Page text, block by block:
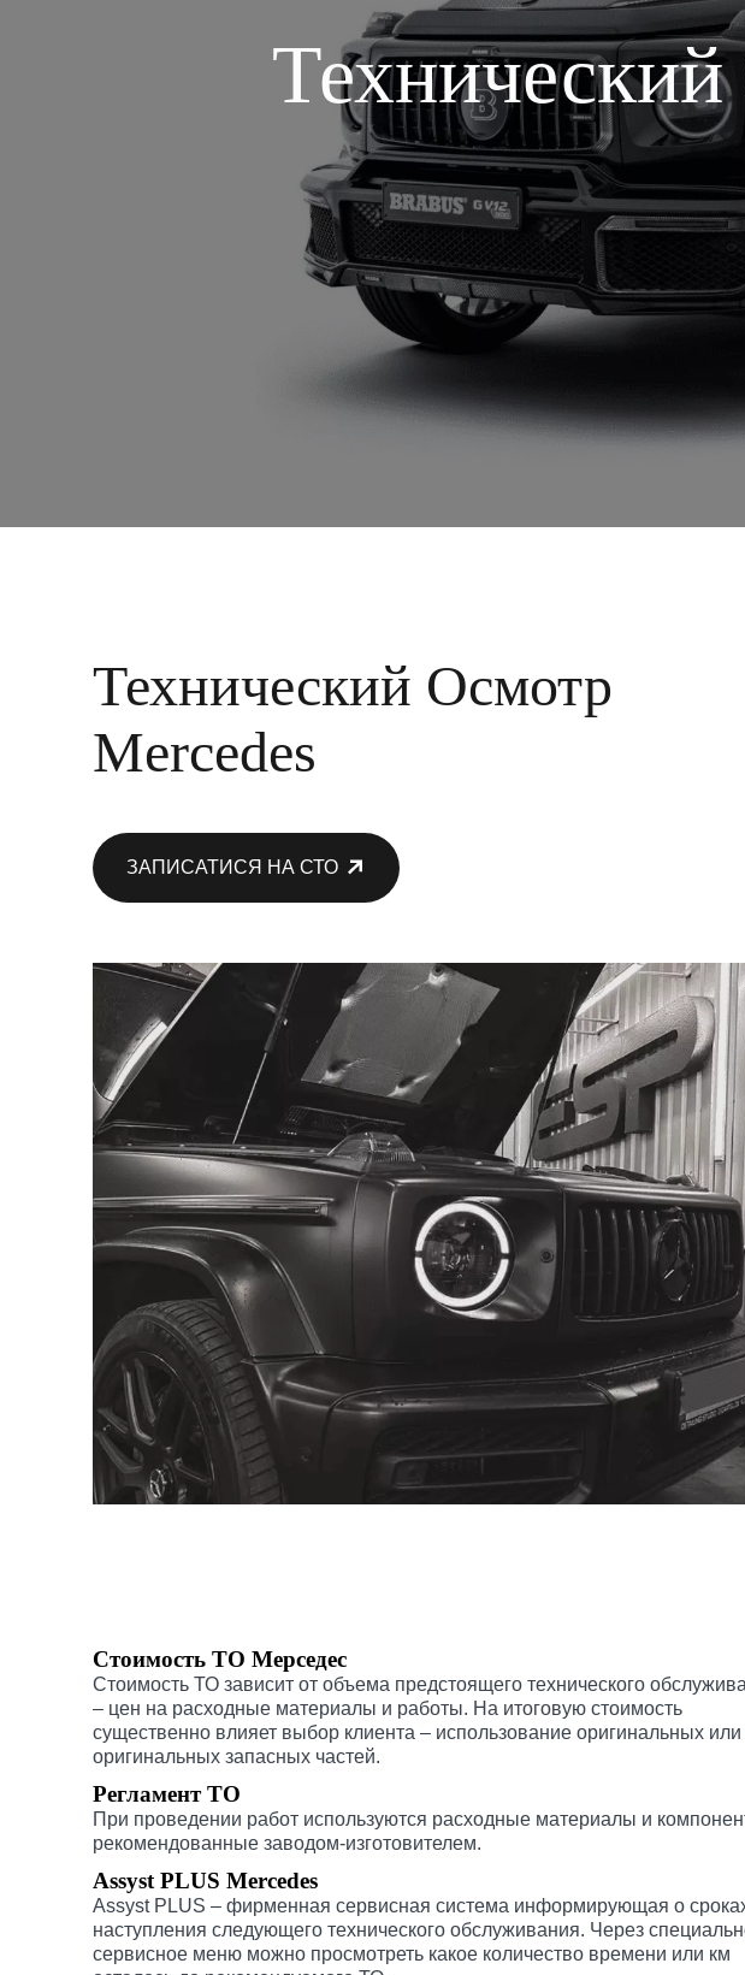
Технический Осмотр
Mercedes
ЗАПИСАТИСЯ НА СТО
Стоимость ТО Мерседес
Стоимость ТО зависит от объема предстоящего технического
– цен на расходные материалы и работы. На итоговую стоимость
существенно влияет выбор клиента – использование оригинальных
оригинальных запасных частей.
Регламент ТО
При проведении работ используются расходные материалы и
рекомендованные заводом-изготовителем.
Assyst PLUS Mercedes
Assyst PLUS – фирменная сервисная система информирующая о
наступления следующего технического обслуживания. Через
сервисное меню можно просмотреть какое количество времени или км